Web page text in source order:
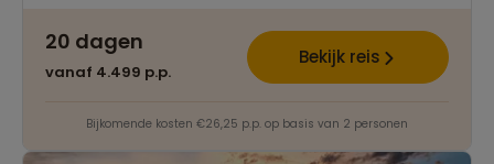
20 dagen
vanaf 4.499 p.p.
Bekijk reis
Bijkomende kosten €26,25 p.p. op basis van 2 personen